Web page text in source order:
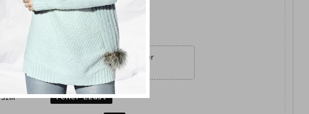
10 600 Ft -42%
6 148 FtAdóval együtt
A különleges ajánlat véget ér
napok 20:39:45
Szín Fehér-Ezüst